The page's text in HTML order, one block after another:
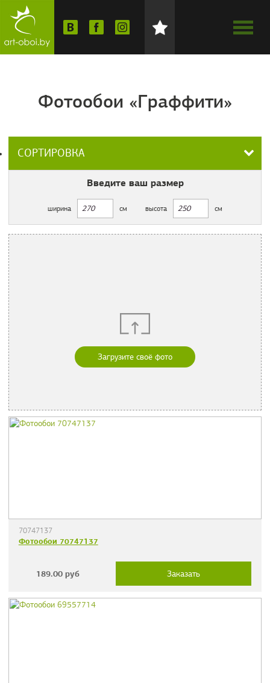
Фотообои «Граффити»
СОРТИРОВКА
Введите ваш размер
ширина см высота см
Загрузите своё фото
70747137
Фотообои 70747137
189.00 руб Заказать